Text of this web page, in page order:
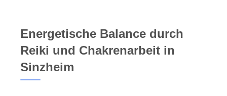
Energetische Balance durch
Reiki und Chakrenarbeit in
Sinzheim